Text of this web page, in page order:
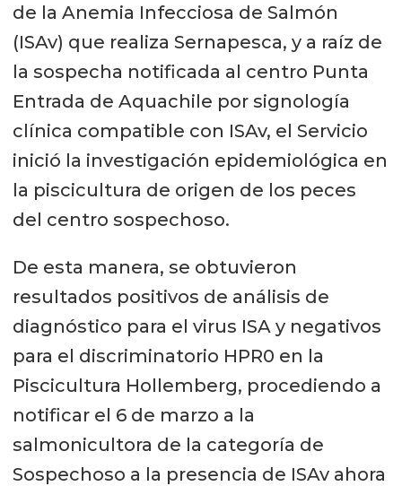
de la Anemia Infecciosa de Salmón
(ISAv) que realiza Sernapesca, y a raíz de
la sospecha notificada al centro Punta
Entrada de Aquachile por signología
clínica compatible con ISAv, el Servicio
inició la investigación epidemiológica en
la piscicultura de origen de los peces
del centro sospechoso.
De esta manera, se obtuvieron
resultados positivos de análisis de
diagnóstico para el virus ISA y negativos
para el discriminatorio HPR0 en la
Piscicultura Hollemberg, procediendo a
notificar el 6 de marzo a la
salmonicultora de la categoría de
Sospechoso a la presencia de ISAv ahora